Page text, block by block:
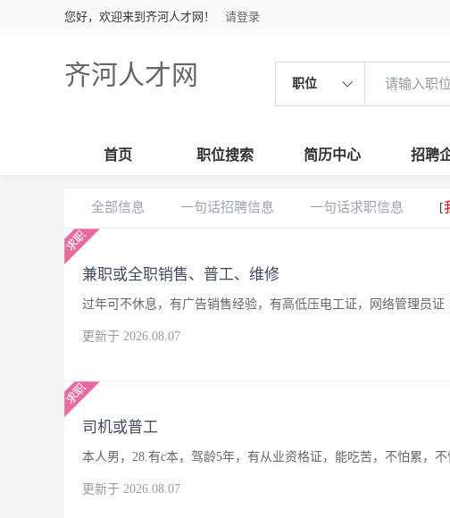
您好，欢迎来到齐河人才网！ 请登录
齐河人才网 职位
首页 职位搜索 简历中心 招聘
全部信息 一句话招聘信息 一句话求职信息 [
兼职或全职销售、普工、维修
过年可不休息，有广告销售经验，有高低压电工证，网络管理员证
更新于 2026.08.07
司机或普工
本人男，28.有c本，驾龄5年，有从业资格证，能吃苦，不怕累，
更新于 2026.08.07